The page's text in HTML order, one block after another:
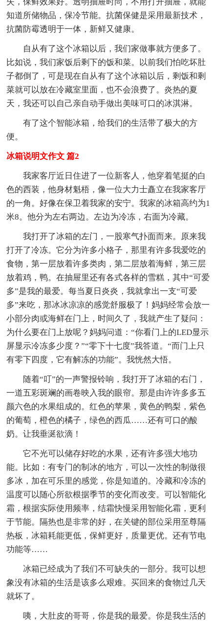
知道所储物品，保冷节能。抗菌保健是采用最新技术，
抗菌防霉透明于一体，新鲜又健康。
自从有了这个冰箱以后，我们家做事就方便多了。
比如说，我们家饭后剩下的饭和菜。以前我们怕吃坏肚
子都倒了，可是现在自从有了这个冰箱以后，剩饭和剩
菜就可以放在冷藏室里面，也不会浪费了。炎热的夏
天，我还可以自己亲自动手做出美味可口的冰淇淋。
有了这个智能冰箱，给我们的生活带了极大的方
便。
冰箱说明文作文 篇2
我家客厅近日住进了一位新客人，他穿着笔挺的白
色的西装，他身材魁梧，像一位大力士矗立在我家客厅
的一角。好像在保卫着我家的安宁。我家的冰箱高约为1
米8。他分为左右两边。左边为冷冻，右面为冷藏。
我打开了冰箱的左门，一股寒气扑面而来。原来我
打开了冷冻。它分为许多小格子，那里有许多我爱吃的
食物，第一层放着许多类肉，第二层放着海鲜，第三层
放着鸡，鸭。在抽屉里还有各式各样的雪糕，其中“可爱
多”是我的最爱。每当夏日炎炎，我就拿出一支“可爱
多”来吃，那冰冰凉凉的感觉舒服极了！妈妈经常会放一
小部分肉或海鲜在门上，时间久了，我就产生了疑问：
为什么要在门上放呢？妈妈问道：“你看门上的LED显示
屏显示冷冻多少度？”“零下十七度”我答道。“而门上只
有零下四度，它有解冻的功能”。我恍然大悟。
随着“叮”的一声警报铃响，我打开了冰箱的右门，
一道五彩斑斓的画卷映入我的眼帘。那是由许许多多五
颜六色的水果组成的。红色的苹果，黄色的鸭梨，紫色
的葡萄，橙色的橘子，绿色的西瓜……还有可口的酸
奶。让我垂涎欲滴！
它不光可以储存好吃的水果，还有许多强大地功
能。比如：有专门的制冰的地方，可以一次性的制做很
多冰，加在可乐里的感觉，你是知道的。冷藏和冷冻的
温度可以随心所欲根据季节的变化而改变。可以智能化
霜，根据实际使用频率，结霜快慢采用智能化霜，更利
于节能。隔热也是非常的好，在关键的部位采用至尊隔
热板，冰箱耗能更低，保鲜更好，质量更优。还有节电
功能等……
冰箱已经成为了我们不可缺失的一部分。我可以想
象没有冰箱的生活是该多么艰难。买回来的食物过几天
就坏了。
咦，大肚皮的哥哥，你是我的最爱。你是我生活的